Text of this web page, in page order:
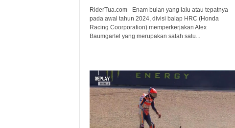
RiderTua.com - Enam bulan yang lalu atau tepatnya
pada awal tahun 2024, divisi balap HRC (Honda
Racing Coorporation) memperkerjakan Alex
Baumgartel yang merupakan salah satu...